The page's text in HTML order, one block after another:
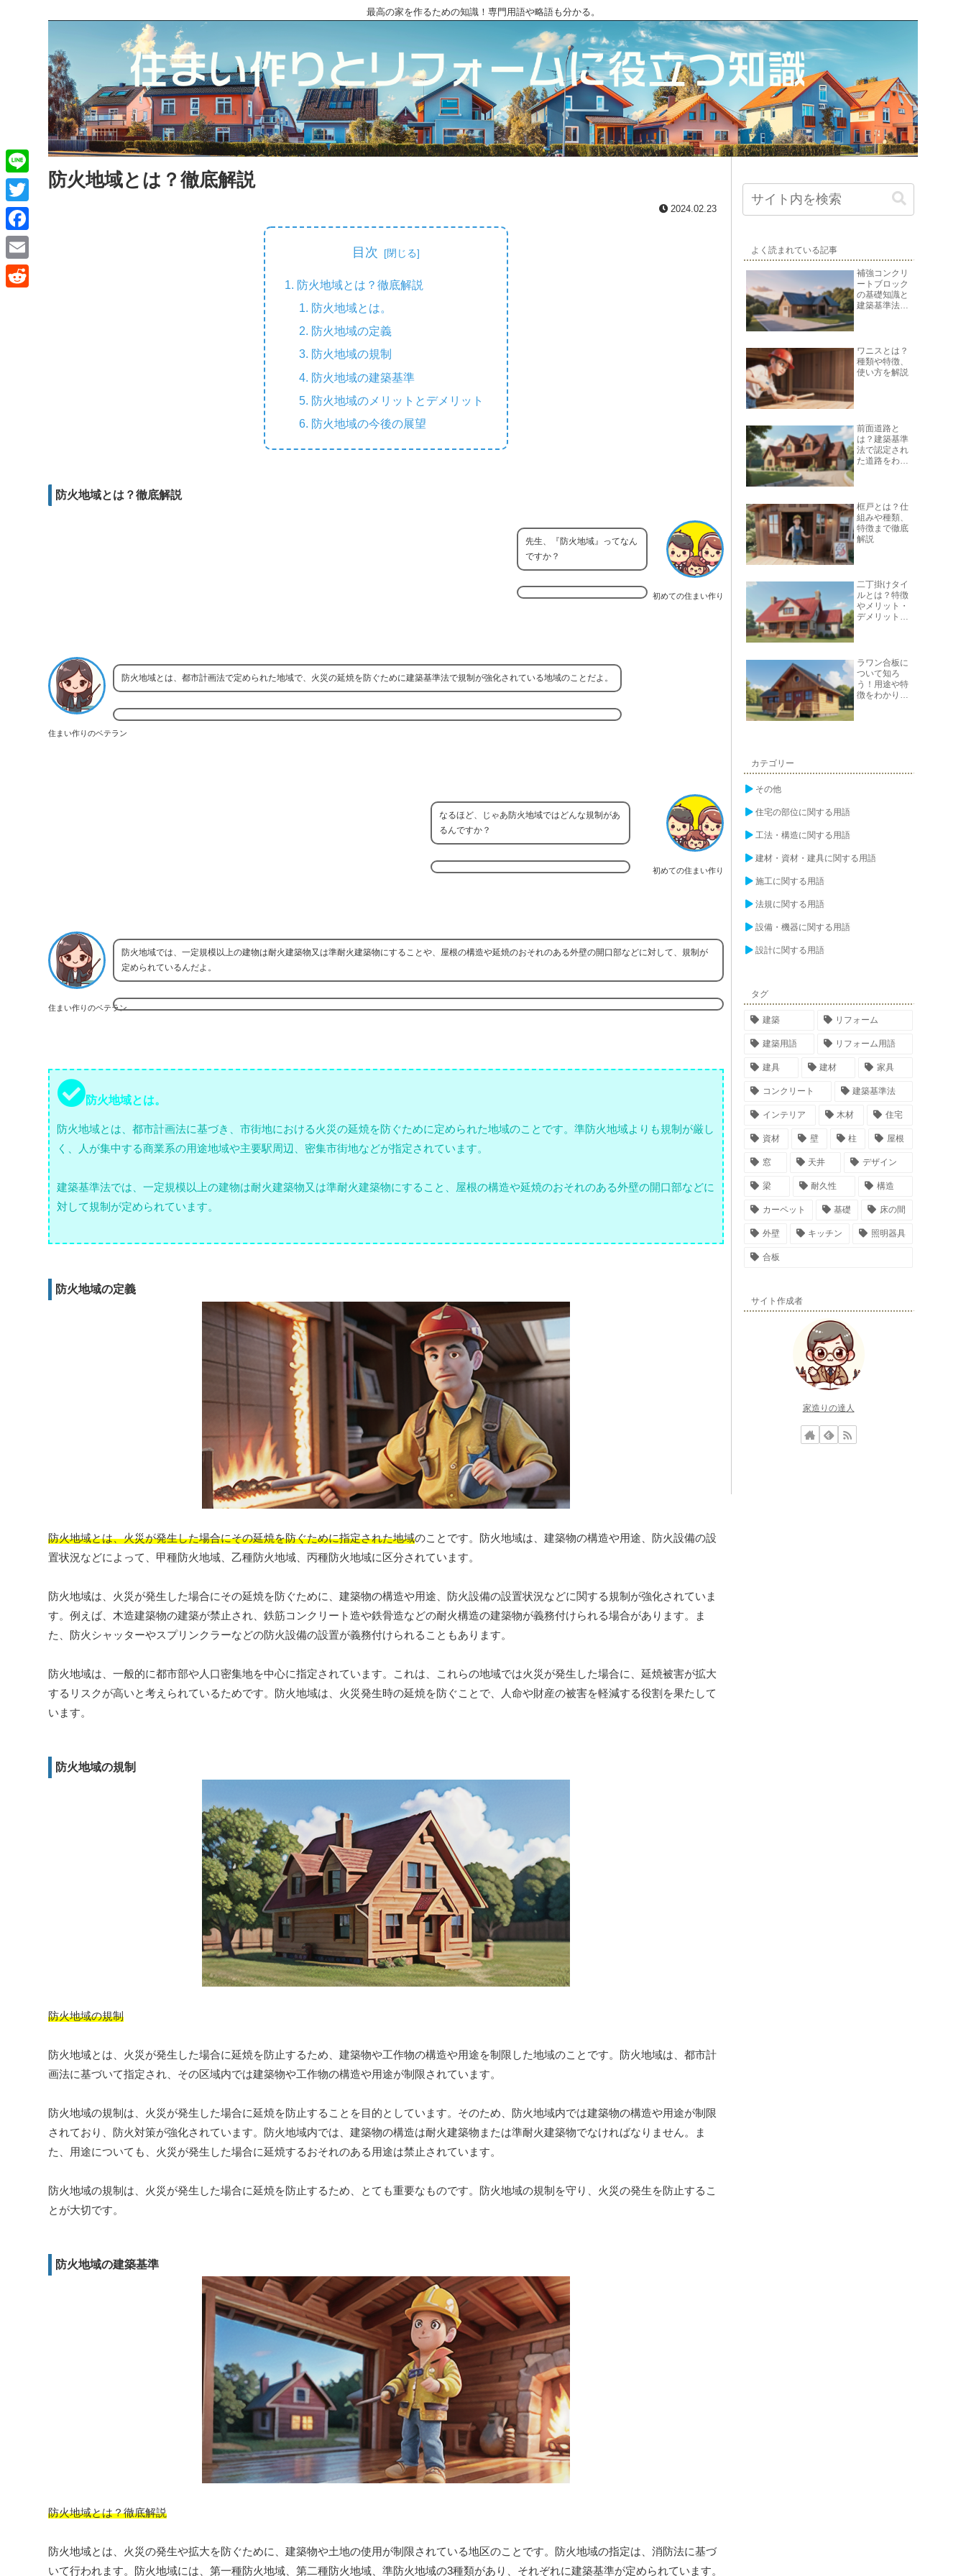
最高の家を作るための知識！専門用語や略語も分かる。
防火地域とは？徹底解説
2024.02.23
目次
防火地域とは？徹底解説
防火地域とは。
防火地域の定義
防火地域の規制
防火地域の建築基準
防火地域のメリットとデメリット
防火地域の今後の展望
防火地域とは？徹底解説
初めての住まい作り
先生、『防火地域』ってなん
ですか？
住まい作りのベテラン
防火地域とは、都市計画法で定められた地域で、火災の延焼を防ぐために建築基準法で規制が強化されている地域のことだよ。
初めての住まい作り
なるほど、じゃあ防火地域ではどんな規制があ
るんですか？
住まい作りのベテラン
防火地域では、一定規模以上の建物は耐火建築物又は準耐火建築物にすることや、屋根の構造や延焼のおそれのある外壁の開口部などに対して、規制が
定められているんだよ。
防火地域とは。
防火地域とは、都市計画法に基づき、市街地における火災の延焼を防ぐために定められた地域のことです。準防火地域よりも規制が厳し
く、人が集中する商業系の用途地域や主要駅周辺、密集市街地などが指定されています。
建築基準法では、一定規模以上の建物は耐火建築物又は準耐火建築物にすること、屋根の構造や延焼のおそれのある外壁の開口部などに
対して規制が定められています。
防火地域の定義
防火地域とは、火災が発生した場合にその延焼を防ぐために指定された地域のことです。防火地域は、建築物の構造や用途、防火設備の設
置状況などによって、甲種防火地域、乙種防火地域、丙種防火地域に区分されています。
防火地域は、火災が発生した場合にその延焼を防ぐために、建築物の構造や用途、防火設備の設置状況などに関する規制が強化されていま
す。例えば、木造建築物の建築が禁止され、鉄筋コンクリート造や鉄骨造などの耐火構造の建築物が義務付けられる場合があります。ま
た、防火シャッターやスプリンクラーなどの防火設備の設置が義務付けられることもあります。
防火地域は、一般的に都市部や人口密集地を中心に指定されています。これは、これらの地域では火災が発生した場合に、延焼被害が拡大
するリスクが高いと考えられているためです。防火地域は、火災発生時の延焼を防ぐことで、人命や財産の被害を軽減する役割を果たして
います。
防火地域の規制
防火地域の規制
防火地域とは、火災が発生した場合に延焼を防止するため、建築物や工作物の構造や用途を制限した地域のことです。防火地域は、都市計
画法に基づいて指定され、その区域内では建築物や工作物の構造や用途が制限されています。
防火地域の規制は、火災が発生した場合に延焼を防止することを目的としています。そのため、防火地域内では建築物の構造や用途が制限
されており、防火対策が強化されています。防火地域内では、建築物の構造は耐火建築物または準耐火建築物でなければなりません。ま
た、用途についても、火災が発生した場合に延焼するおそれのある用途は禁止されています。
防火地域の規制は、火災が発生した場合に延焼を防止するため、とても重要なものです。防火地域の規制を守り、火災の発生を防止するこ
とが大切です。
防火地域の建築基準
防火地域とは？徹底解説
防火地域とは、火災の発生や拡大を防ぐために、建築物や土地の使用が制限されている地区のことです。防火地域の指定は、消防法に基づ
いて行われます。防火地域には、第一種防火地域、第二種防火地域、準防火地域の3種類があり、それぞれに建築基準が定められています。
よく読まれている記事
補強コンクリ
ートブロック
の基礎知識と
建築基準法上
ワニスとは？
種類や特徴、
使い方を解説
前面道路と
は？建築基準
法で認定され
た道路をわか
框戸とは？仕
組みや種類、
特徴まで徹底
解説
二丁掛けタイ
ルとは？特徴
やメリット・
デメリットを
ラワン合板に
ついて知ろ
う！用途や特
徴をわかりや
カテゴリー
その他
住宅の部位に関する用語
工法・構造に関する用語
建材・資材・建具に関する用語
施工に関する用語
法規に関する用語
設備・機器に関する用語
設計に関する用語
タグ
建築 リフォーム
建築用語 リフォーム用語
建具 建材 家具
コンクリート 建築基準法
インテリア 木材 住宅
資材 壁 柱 屋根
窓 天井 デザイン
梁 耐久性 構造
カーペット 基礎 床の間
外壁 キッチン 照明器具
合板
サイト作成者
家造りの達人
L
i
n
e
T
w
i
t
F
a
c
E